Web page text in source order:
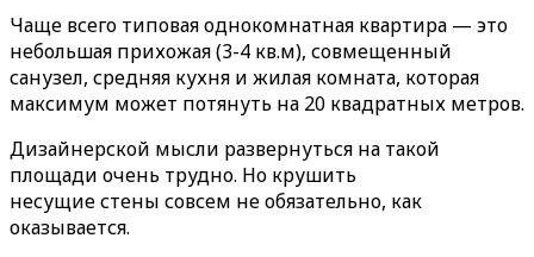
Чаще всего типовая однокомнатная квартира — это
небольшая прихожая (3-4 кв.м), совмещенный
санузел, средняя кухня и жилая комната, которая
максимум может потянуть на 20 квадратных метров.
Дизайнерской мысли развернуться на такой
площади очень трудно. Но крушить
несущие стены совсем не обязательно, как
оказывается.